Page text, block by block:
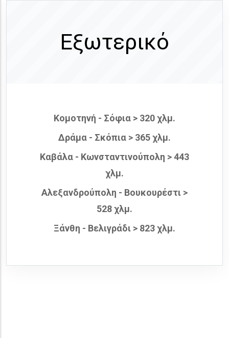
Εξωτερικό
Κομοτηνή - Σόφια > 320 χλμ.
Δράμα - Σκόπια > 365 χλμ.
Καβάλα - Κωνσταντινούπολη > 443
χλμ.
Αλεξανδρούπολη - Βουκουρέστι >
528 χλμ.
Ξάνθη - Βελιγράδι > 823 χλμ.